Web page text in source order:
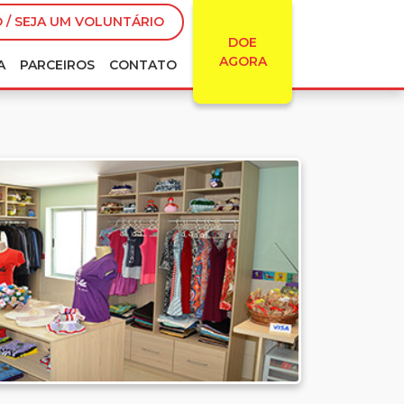
/ SEJA UM VOLUNTÁRIO
DOE
AGORA
PARCEIROS CONTATO